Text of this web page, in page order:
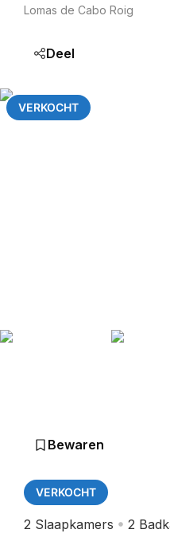
Lomas de Cabo Roig
Deel
VERKOCHT
Bewaren
VERKOCHT
2 Slaapkamers 2